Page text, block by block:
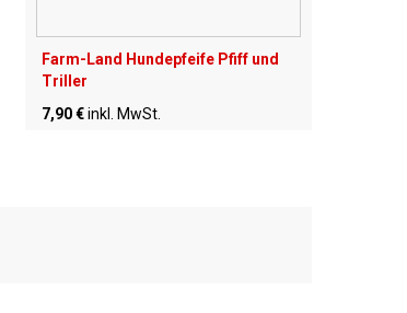
Farm-Land Hundepfeife Pfiff und
Triller
7,90 € inkl. MwSt.